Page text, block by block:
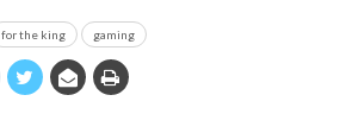
for the king gaming